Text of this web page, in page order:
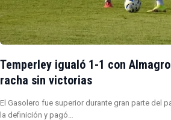
Temperley igualó 1-1 con
racha sin victorias
El Gasolero fue superior durante gran parte del
la definición y pagó…